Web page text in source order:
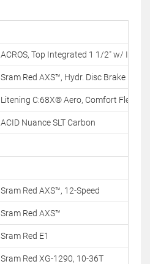
ACROS, Top Integrated 1 1/2" w/
Sram Red AXS™, Hydr. Disc Brake 160/
Litening C:68X® Aero, Comfort Flex
ACID Nuance SLT Carbon
Sram Red AXS™, 12-Speed
Sram Red AXS™
Sram Red E1
Sram Red XG-1290, 10-36T